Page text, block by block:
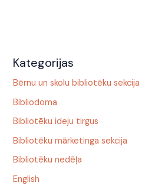
Kategorijas
Bērnu un skolu bibliotēku sekcija
Bibliodoma
Bibliotēku ideju tirgus
Bibliotēku mārketinga sekcija
Bibliotēku nedēļa
English